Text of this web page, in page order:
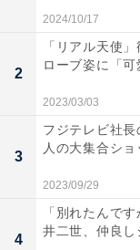
2024/10/17
2
「リアル天使
ローブ姿に「
2023/03/03
3
フジテレビ社
人の大集合シ
2023/09/29
4
「別れたんで
井二世、仲良